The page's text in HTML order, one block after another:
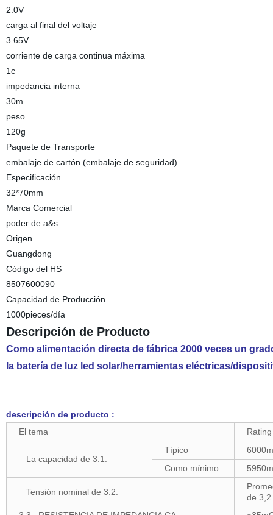
2.0V
carga al final del voltaje
3.65V
corriente de carga continua máxima
1c
impedancia interna
30m
peso
120g
Paquete de Transporte
embalaje de cartón (embalaje de seguridad)
Especificación
32*70mm
Marca Comercial
poder de a&s.
Origen
Guangdong
Código del HS
8507600090
Capacidad de Producción
1000pieces/día
Descripción de Producto
Como alimentación directa de fábrica 2000 veces un
la batería de luz led solar/herramientas eléctricas/
descripción de producto :
El tema
Rating
La capacidad de 3.1.
Típico
Como mínimo
Tensión nominal de 3.2.
de 3,2